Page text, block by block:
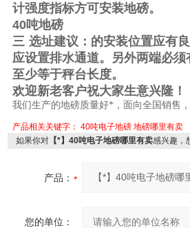
计强度指标方可安装地磅。
40吨地磅
三 选址建议：的安装位置应有
应设置排水通道。另外两端必
至少等于秤台长度。
欢迎新老客户祝大家生意兴隆！
我们生产的地磅质量好*，面向全国销售
产品相关关键字： 40吨电子地磅 地磅哪里有卖
如果你对 【*】40吨电子地磅哪里有卖感兴趣，
产品：
您的单位：